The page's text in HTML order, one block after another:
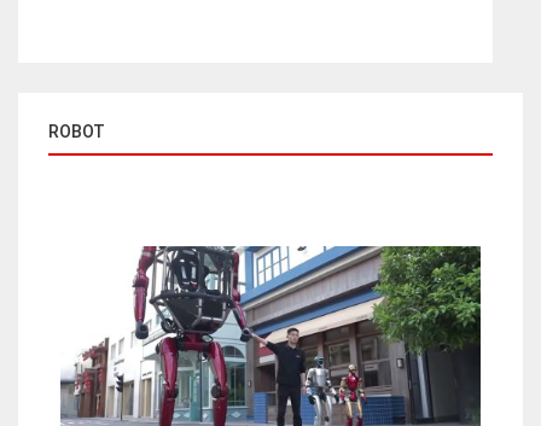
ROBOT